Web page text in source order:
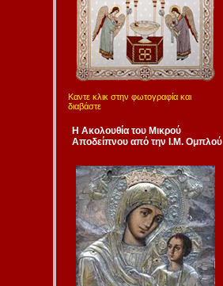
Καντε κλικ στην φωτογραφία και
διαβάστε
Η Ακολουθία του Μικρού
Αποδείπνου από την Ι.Μ. Ομπλού